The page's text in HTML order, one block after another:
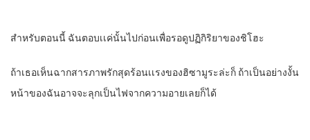
สําหรับตอนนี้​ ฉันตอบเเค่นั้นไปก่อนเพื่อรอดูปฏิกิริยา​ของชิโฮะ
ถ้าเธอเห็นฉากสารภาพรักสุดร้อนเเรงของฮิซามูระล่ะก็​ ถ้าเป็นอย่างงั้น
หน้าของฉันอาจจะลุกเป็นไฟจากความอายเลยก็ได้